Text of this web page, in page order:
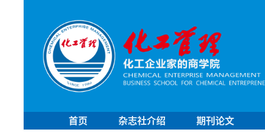
首页 杂志社介绍 期刊论文